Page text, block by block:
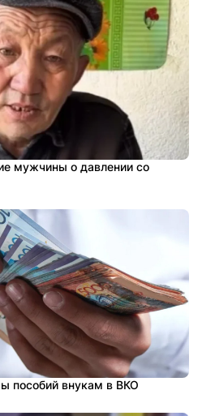
мужчины о давлении со
пособий внукам в ВКО